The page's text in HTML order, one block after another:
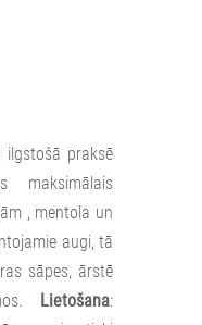
praksē
maksimālais
, mentola un
augi, tā
sāpes, ārstē
Lietošana: